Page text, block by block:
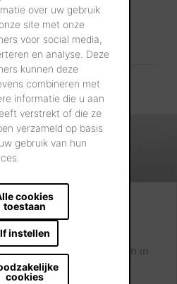
over uw gebruik
site met onze
voor social media,
en analyse. Deze
kunnen deze
combineren met
informatie die u aan
verstrekt of die ze
verzameld op basis
gebruik van hun
cookies
toestaan
instellen
cookies
Contact
56 24 96 38
Kies.
uw dromen tastbaar maken in